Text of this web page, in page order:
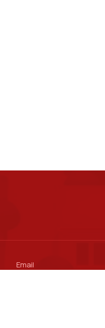
Email
ctsv@ptit.edu.vn